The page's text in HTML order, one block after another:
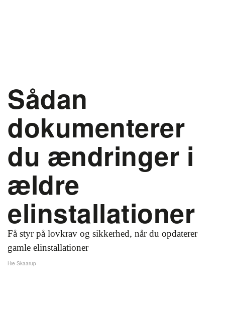
Sådan
dokumenterer
du ændringer i
ældre
elinstallationer
Få styr på lovkrav og sikkerhed, når du opdaterer
gamle elinstallationer
Hie Skaarup